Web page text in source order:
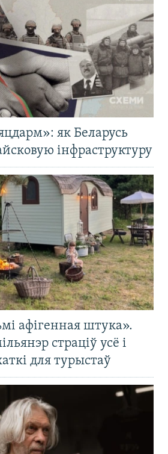
як Беларусь
інфраструктуру
афігенная штука».
страціў усё і
для турыстаў